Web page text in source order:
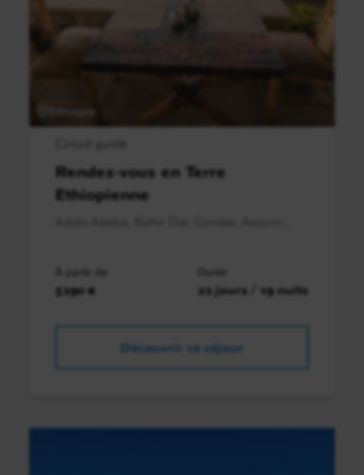
Ethiopie
Rendez-vous en Terre
Ethiopienne
À partir de
5290 €
Durée
22 jours / 19 nuits
Découvrir ce séjour